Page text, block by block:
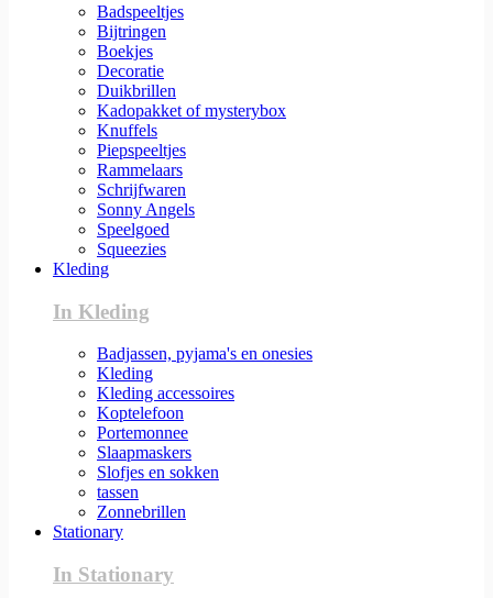
Badspeeltjes
Bijtringen
Boekjes
Decoratie
Duikbrillen
Kadopakket of mysterybox
Knuffels
Piepspeeltjes
Rammelaars
Schrijfwaren
Sonny Angels
Speelgoed
Squeezies
Kleding
In Kleding
Badjassen, pyjama's en onesies
Kleding
Kleding accessoires
Koptelefoon
Portemonnee
Slaapmaskers
Slofjes en sokken
tassen
Zonnebrillen
Stationary
In Stationary